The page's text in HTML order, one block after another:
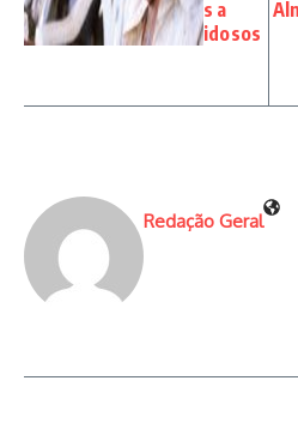
s a
idosos
Redação Geral